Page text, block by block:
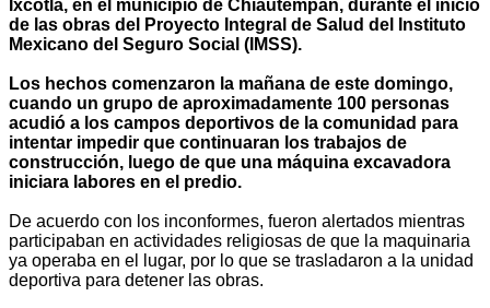
Ixcotla, en el municipio de Chiautempan, durante el inicio
de las obras del Proyecto Integral de Salud del Instituto
Mexicano del Seguro Social (IMSS).
Los hechos comenzaron la mañana de este domingo,
cuando un grupo de aproximadamente 100 personas
acudió a los campos deportivos de la comunidad para
intentar impedir que continuaran los trabajos de
construcción, luego de que una máquina excavadora
iniciara labores en el predio.
De acuerdo con los inconformes, fueron alertados mientras
participaban en actividades religiosas de que la maquinaria
ya operaba en el lugar, por lo que se trasladaron a la unidad
deportiva para detener las obras.